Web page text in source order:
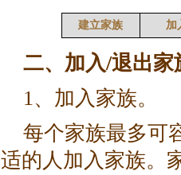
建立家族 加
二、加入/退出家
1、加入家族。
每个家族最多可
适的人加入家族。